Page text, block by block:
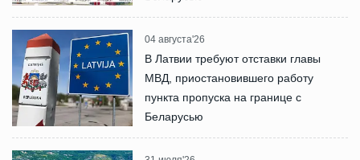
04 августа'26
В Латвии требуют отставки главы
МВД, приостановившего работу
пункта пропуска на границе с
Беларусью